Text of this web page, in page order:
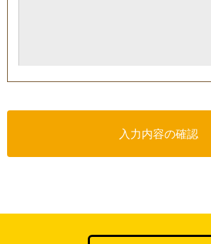
入力内容の確認